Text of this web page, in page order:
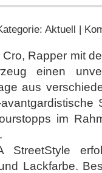
Aktuell |
Rapper mit
einen
aus
im
StreetStyle
Lackfarbe.